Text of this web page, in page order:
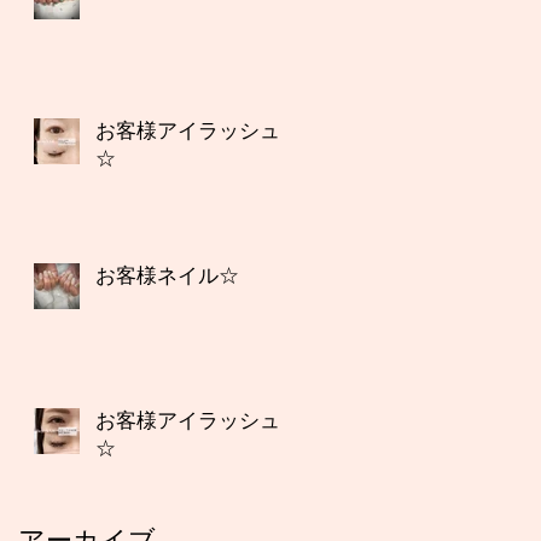
お客様アイラッシュ
☆
お客様ネイル☆
お客様アイラッシュ
☆